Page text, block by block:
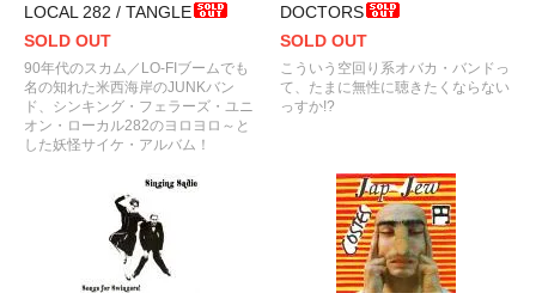
LOCAL 282 / TANGLE
SOLD OUT
90年代のスカム／LO-FIブームでも
名の知れた米西海岸のJUNKバン
ド、シンキング・フェラーズ・ユニ
オン・ローカル282のヨロヨロ～と
した妖怪サイケ・アルバム！
DOCTORS
SOLD OUT
こういう空回り系オバカ・バンドっ
て、たまに無性に聴きたくならない
っすか!?